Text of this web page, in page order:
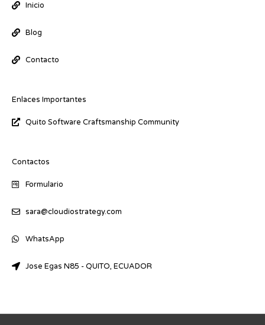
Inicio
Blog
Contacto
Enlaces Importantes
Quito Software Craftsmanship Community
Contactos
Formulario
sara@cloudiostrategy.com
WhatsApp
Jose Egas N85 - QUITO, ECUADOR